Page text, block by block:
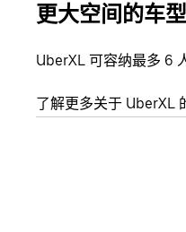
更大空间的车
UberXL 可容纳最多 6
了解更多关于 UberXL